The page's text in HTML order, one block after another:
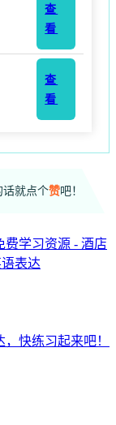
查
看
查
看
话就点个赞吧！
费学习资源 - 酒店
表达
快练习起来吧！